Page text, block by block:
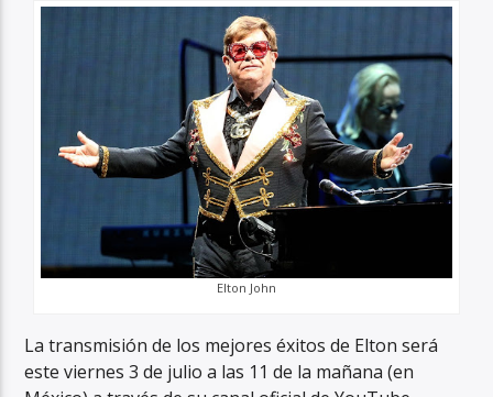
Elton John
La transmisión de los mejores éxitos de Elton será
este viernes 3 de julio a las 11 de la mañana (en